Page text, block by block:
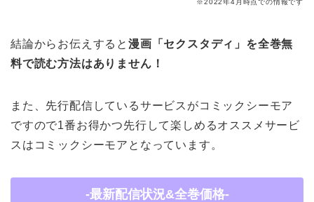
※2022年4月時点での情報です
結論からお伝えすると 漫画「セクスタディ」を全巻無
料で読む方法はありません！
また、先行配信しているサービスがコミックシーモア
ですので1番お得かつ先行して楽しめるオススメサービ
スはコミックシーモアとなっています。
-最新配信状況&全巻価格-